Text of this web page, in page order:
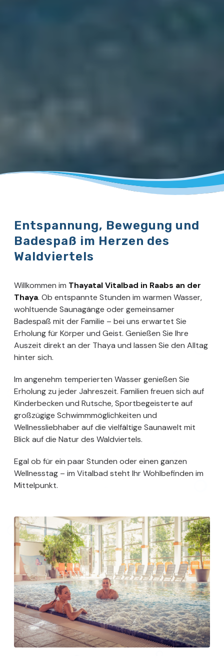
Entspannung, Bewegung und
Badespaß im Herzen des
Waldviertels
Willkommen im Thayatal Vitalbad in Raabs an der
Thaya. Ob entspannte Stunden im warmen Wasser,
wohltuende Saunagänge oder gemeinsamer
Badespaß mit der Familie – bei uns erwartet Sie
Erholung für Körper und Geist. Genießen Sie Ihre
Auszeit direkt an der Thaya und lassen Sie den Alltag
hinter sich.
Im angenehm temperierten Wasser genießen Sie
Erholung zu jeder Jahreszeit. Familien freuen sich auf
Kinderbecken und Rutsche, Sportbegeisterte auf
großzügige Schwimmmöglichkeiten und
Wellnessliebhaber auf die vielfältige Saunawelt mit
Blick auf die Natur des Waldviertels.
Egal ob für ein paar Stunden oder einen ganzen
Wellnesstag – im Vitalbad steht Ihr Wohlbefinden im
Mittelpunkt.